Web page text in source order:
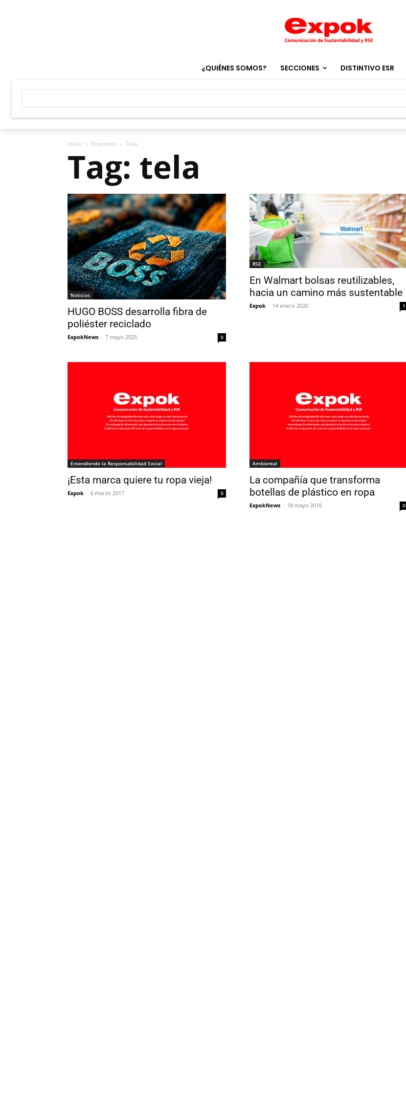
¿QUIÉNES SOMOS? SECCIONES DISTINTIVO ESR
Inicio Etiquetas Tela
Tag: tela
Noticias
HUGO BOSS desarrolla fibra de
poliéster reciclado
ExpokNews - 7 mayo 2025 0
RSE
En Walmart bolsas reutilizables,
hacia un camino más sustentable
Expok - 14 enero 2020 1
Entendiendo la Responsabilidad Social
¡Esta marca quiere tu ropa vieja!
Expok - 6 marzo 2017 0
Ambiental
La compañía que transforma
botellas de plástico en ropa
ExpokNews - 18 mayo 2016 0